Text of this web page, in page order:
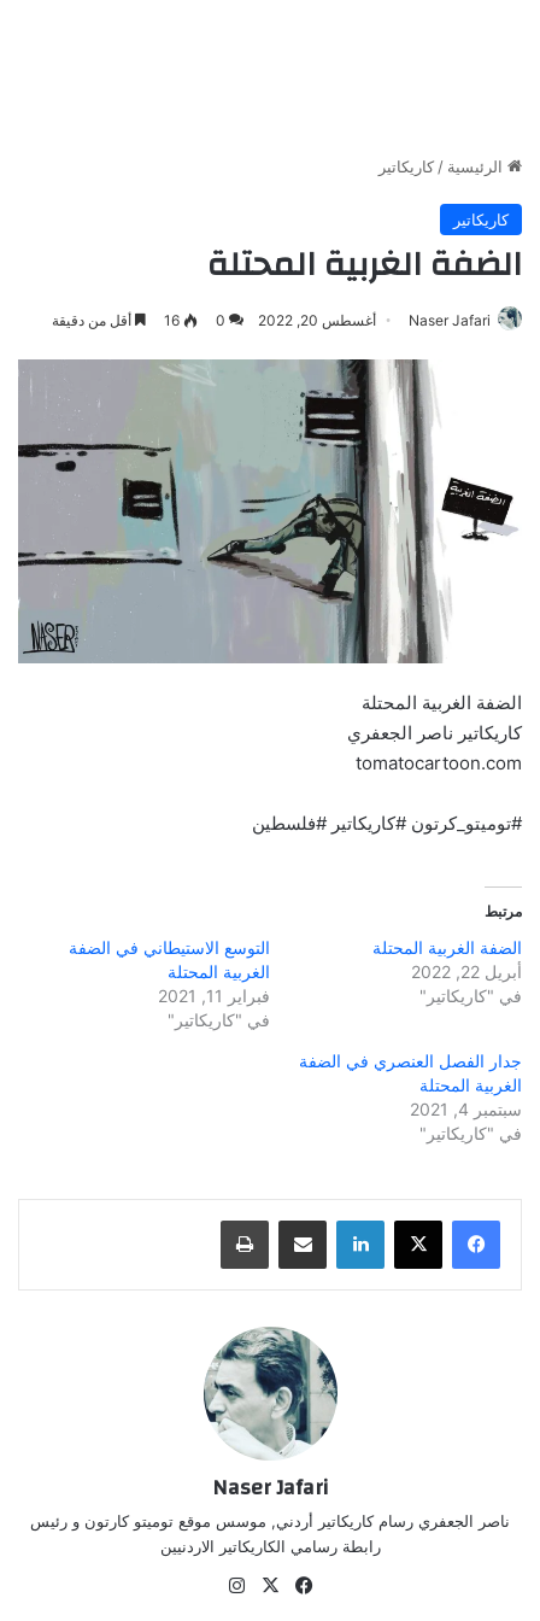
الرئيسية / كاريكاتير
كاريكاتير
الضفة الغربية المحتلة
Naser Jafari أغسطس 20, 2022 0
16 أقل من دقيقة
الضفة الغربية المحتلة
كاريكاتير ناصر الجعفري
tomatocartoon.com
#توميتو_كرتون #كاريكاتير #فلسطين
مرتبط
الضفة الغربية المحتلة
أبريل 22, 2022
في "كاريكاتير"
التوسع الاستيطاني في الضفة
الغربية المحتلة
فبراير 11, 2021
في "كاريكاتير"
جدار الفصل العنصري في الضفة
الغربية المحتلة
سبتمبر 4, 2021
في "كاريكاتير"
لينكدإن مشاركة عبر البريد طباعة
Naser Jafari
ناصر الجعفري رسام كاريكاتير أردني, موسس موقع توميتو كارتون و رئيس
رابطة رسامي الكاريكاتير الاردنيين
فيسبوك
‫X